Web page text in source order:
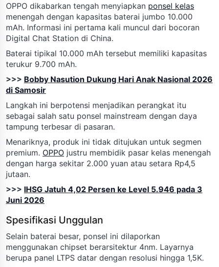
OPPO dikabarkan tengah menyiapkan ponsel kelas
menengah dengan kapasitas baterai jumbo 10.000
mAh. Informasi ini pertama kali muncul dari bocoran
Digital Chat Station di China.
Baterai tipikal 10.000 mAh tersebut memiliki kapasitas
terukur 9.700 mAh.
>>> Bobby Nasution Dukung Hari Anak Nasional 2026
di Samosir
Langkah ini berpotensi menjadikan perangkat itu
sebagai salah satu ponsel mainstream dengan daya
tampung terbesar di pasaran.
Menariknya, produk ini tidak ditujukan untuk segmen
premium. OPPO justru membidik pasar kelas menengah
dengan harga sekitar 2.000 yuan atau setara Rp4,5
jutaan.
>>> IHSG Jatuh 4,02 Persen ke Level 5.946 pada 3
Juni 2026
Spesifikasi Unggulan
Selain baterai besar, ponsel ini dilaporkan
menggunakan chipset berarsitektur 4nm. Layarnya
berupa panel LTPS datar dengan resolusi hingga 1,5K.